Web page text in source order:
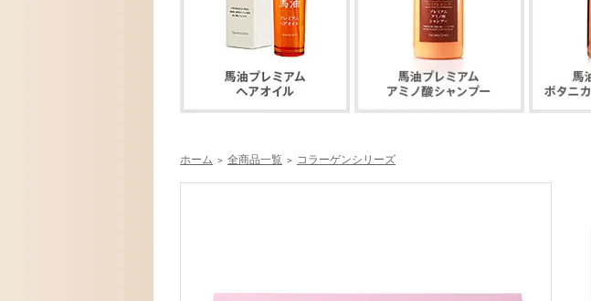
ホーム ＞ 全商品一覧 ＞ コラーゲンシリーズ